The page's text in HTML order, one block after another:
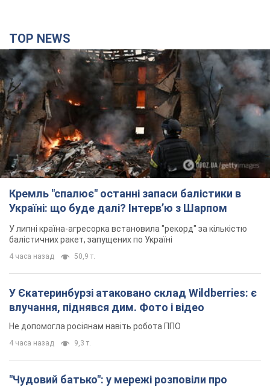
TOP NEWS
Кремль "спалює" останні запаси балістики в
Україні: що буде далі? Інтерв’ю з Шарпом
У липні країна-агресорка встановила "рекорд" за кількістю
балістичних ракет, запущених по Україні
4 часа назад 50,9 т.
У Єкатеринбурзі атаковано склад Wildberries: є
влучання, піднявся дим. Фото і відео
Не допомогла росіянам навіть робота ППО
4 часа назад 9,3 т.
"Чудовий батько": у мережі розповіли про